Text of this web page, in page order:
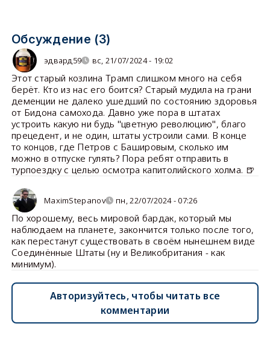
Обсуждение (3)
эдвард59 вс, 21/07/2024 - 19:02
Этот старый козлина Трамп слишком много на себя
берёт. Кто из нас его боится? Старый мудила на грани
деменции не далеко ушедший по состоянию здоровья
от Бидона самохода. Давно уже пора в штатах
устроить какую ни будь "цветную революцию", благо
прецедент, и не один, штаты устроили сами. В конце
то концов, где Петров с Башировым, сколько им
можно в отпуске гулять? Пора ребят отправить в
турпоездку с целью осмотра капитолийского холма. 🍺
MaximStepanov пн, 22/07/2024 - 07:26
По хорошему, весь мировой бардак, который мы
наблюдаем на планете, закончится только после того,
как перестанут существовать в своём нынешнем виде
Соединённые Штаты (ну и Великобритания - как
минимум).
Авторизуйтесь, чтобы читать все
комментарии